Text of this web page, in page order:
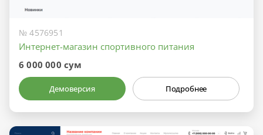
№ 4576951
Интернет-магазин спортивного питания
6 000 000 сум
Демоверсия Подробнее